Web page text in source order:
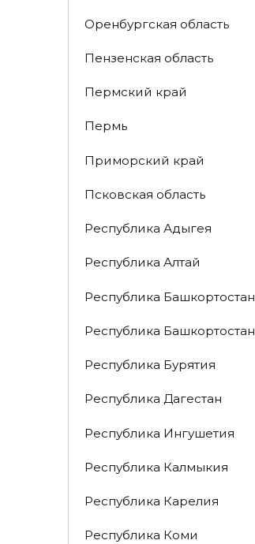
Оренбургская область
Пензенская область
Пермский край
Пермь
Приморский край
Псковская область
Республика Адыгея
Республика Алтай
Республика Башкортостан
Республика Башкортостан
Республика Бурятия
Республика Дагестан
Республика Ингушетия
Республика Калмыкия
Республика Карелия
Республика Коми